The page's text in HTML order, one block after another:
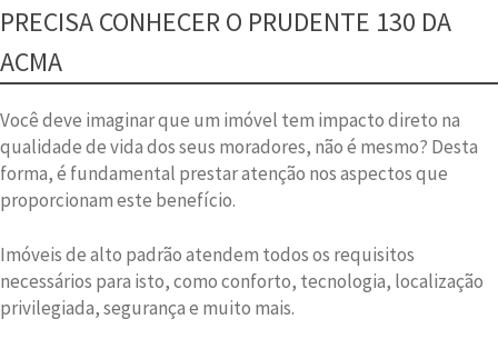
PRECISA CONHECER O PRUDENTE 130 DA
ACMA
Você deve imaginar que um imóvel tem impacto direto na
qualidade de vida dos seus moradores, não é mesmo? Desta
forma, é fundamental prestar atenção nos aspectos que
proporcionam este benefício.
Imóveis de alto padrão atendem todos os requisitos
necessários para isto, como conforto, tecnologia, localização
privilegiada, segurança e muito mais.